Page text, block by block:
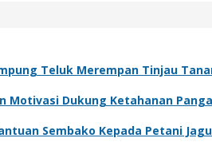
Teluk Merempan Tinjau
Motivasi Dukung Ketahanan
Sembako Kepada Petani